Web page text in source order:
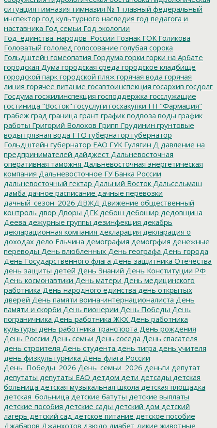
ситуация гимназия гимназия № 1 главный федеральный
инспектор год культурного наследия год педагога и
наставника Год семьи Год экологии
Год_единства_народов_России Гознак ГОК Голикова
Головатый гололед голосование голубая сорока
Гольдштейн гомеопатия Гордума горки горки на Арбате
городская Дума городская среда городское кладбище
городской парк городской пляж горячая вода горячая
линия горячее питание госавтоинспекция госархив госдолг
Госдума госжилинспекция господдержка госслужащие
гостиница "Восток" госуслуги госхакупки ГП "Фармация"
грабеж град граница грант график подвоза воды график
работы Григорий Волохов Грипп Грудинин грунтовые
воды грязная вода ГТО губернатор губернатор
Гольдштейн губернатор ЕАО ГУК Гулягин Д давление на
предпринимателей дайджест Дальневосточная
оперативная таможня Дальневосточная энергетическая
компания Дальневосточное ГУ Банка России
дальневосточный гектар Дальний Восток Дальсельмаш
дамба дачное расписание дачные перевозки
дачный_сезон_2026 ДВЖД Движение общественный
контроль двор Дворы ДГК дебош дебошир дедовщина
Деева дежурные группы дезинфекция декабрь
декларационная компания декларация декларация о
доходах дело Ельчина демография демогрфия денежные
переводы День влюбленных День географа День города
День Государственного флага День защитника Отечества
день защиты детей День Знаний День Конституции РФ
День космонавтики День матери День медицинского
работника День народного единства день открытых
дверей День памяти воина-интернационалиста День
памяти и скорби День пионерии День Победы День
пограничника День работника ЖКХ День работника
культуры день работника транспорта День рождения
День России День семьи День соседа День спасателя
день строителя День студента день тигра день учителя
день физкультурника День флага России
День_Победы_2026 День_семьи_2026 деньги депутат
депутаты депутаты ЕАО детдом дети детсады детская
больница детская музыкальная школа детская площадка
детская_больница детские батуты детские выплаты
детские пособия детские сады детский дом детский
лагерь детский сад детское питание детское пособие
Джабаров Джанхотов дзюдо диабет дикие животные